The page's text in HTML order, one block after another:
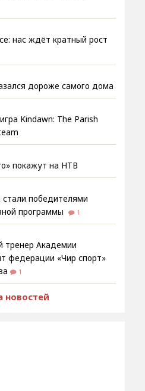
нас ждёт кратный рост
дороже самого дома
Kindawn: The Parish
покажут на НТВ
стали победителями
программы
1
тренер Академии
федерации «Чир спорт»
1
новостей